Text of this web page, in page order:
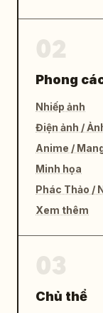
Phong
Nhiếp ảnh
Điện ảnh /
Anime /
Minh họa
Phác Thảo /
Xem thêm
Chủ thể